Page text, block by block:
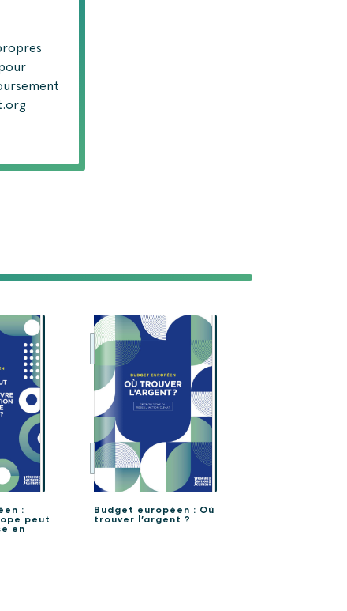
:
peut
en
Budget européen : Où
trouver l’argent ?